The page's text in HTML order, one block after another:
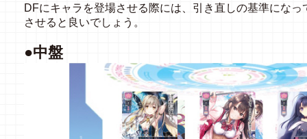
DFにキャラを登場させる際には、引き直しの基準にな
させると良いでしょう。
●中盤